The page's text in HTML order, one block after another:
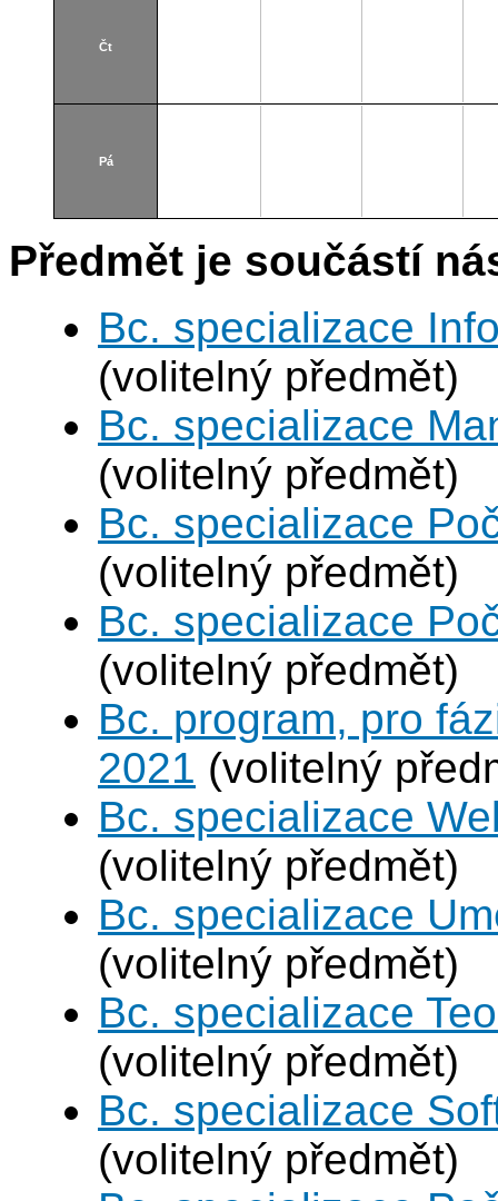
Čt
Pá
Předmět je součástí
Bc. specializace
(volitelný předmět)
Bc. specializace
(volitelný předmět)
Bc. specializace
(volitelný předmět)
Bc. specializace
(volitelný předmět)
Bc. program, pro
2021 (volitelný
Bc. specializace
(volitelný předmět)
Bc. specializace
(volitelný předmět)
Bc. specializace
(volitelný předmět)
Bc. specializace
(volitelný předmět)